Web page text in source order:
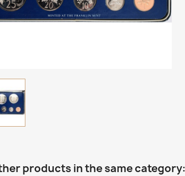
products in the same category: